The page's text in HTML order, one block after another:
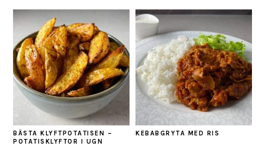
BÄSTA KLYFTPOTATISEN –
POTATISKLYFTOR I UGN
KEBABGRYTA MED RIS